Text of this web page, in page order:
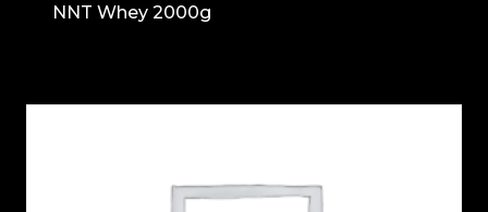
NNT Whey 2000g